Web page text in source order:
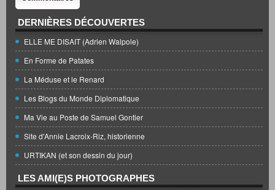
DERNIÈRES DÉCOUVERTES
ELLE ME DISAIT (Adrien Walpole)
En Forme de Patates
La Méduse et le Renard
Les Blogs du Monde Diplomatique
Ma Vie au Poste de Samuel Gontier
Site d'Annie Lacroix-Riz, historienne
URTIKAN (et son dessin du jour)
LES AMI(E)S PHOTOGRAPHES